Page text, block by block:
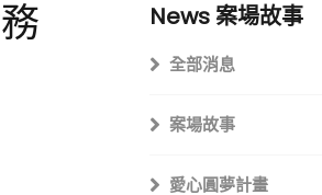
News 案場故事
全部消息
案場故事
愛心圓夢計畫